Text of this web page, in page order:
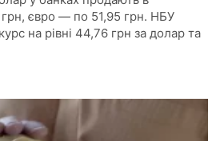
євро — по 51,95 грн. НБУ
на рівні 44,76 грн за долар та